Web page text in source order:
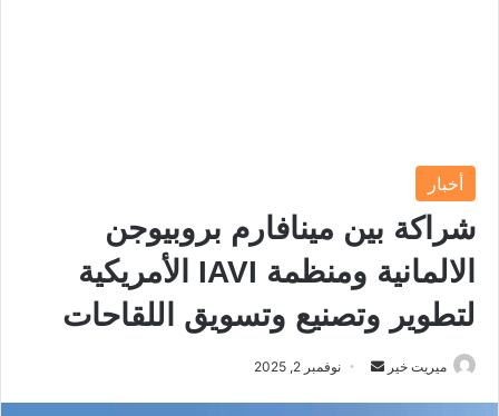
أخبار
شراكة بين مينافارم بروبيوجن
الالمانية ومنظمة IAVI الأمريكية
لتطوير وتصنيع وتسويق اللقاحات
ميريت خير نوفمبر 2, 2025